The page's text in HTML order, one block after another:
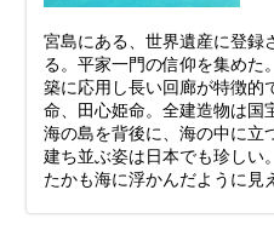
宮島にある、世界遺産に登録
る。平家一門の信仰を集めた
築に応用し長い回廊が特徴的
命、田心姫命。全建造物は国
海の島を背後に、海の中に立
建ち並ぶ姿は日本でも珍しい
たかも海に浮かんだように見